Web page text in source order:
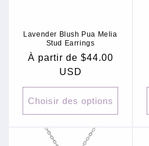
Lavender Blush Pua Melia
Stud Earrings
Prix
À partir de $44.00
USD
Choisir des options